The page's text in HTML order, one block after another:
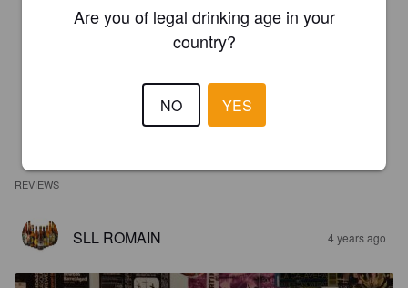
REVIEWS
SLL ROMAIN 4 years ago
Are you of legal drinking age in your
country?
NO YES